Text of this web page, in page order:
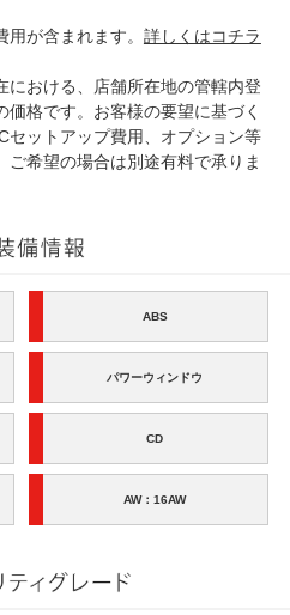
が含まれます。 詳しくはコチラ
における、店舗所在地の管轄内登
格です。お客様の要望に基づく
セットアップ費用、オプション等
希望の場合は別途有料で承りま
ABS
パワーウィンドウ
CD
AW：16AW